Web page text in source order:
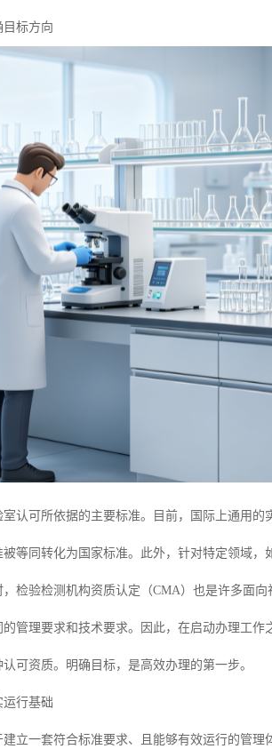
标方向
认可所依据的主要标准。目前，国际上通用
等同转化为国家标准。此外，针对特定领域
检验检测机构资质认定（CMA）也是许多面向
管理要求和技术要求。因此，在启动办理工
可资质。明确目标，是高效办理的第一步。
行基础
立一套符合标准要求、且能够有效运行的管